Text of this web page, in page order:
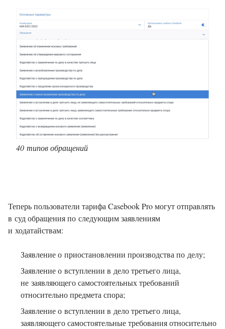
40 типов обращений
Теперь пользователи тарифа Casebook Pro могут отправлять
в суд обращения по следующим заявлениям
и ходатайствам:
Заявление о приостановлении производства по делу;
Заявление о вступлении в дело третьего лица,
не заявляющего самостоятельных требований
относительно предмета спора;
Заявление о вступлении в дело третьего лица,
заявляющего самостоятельные требования относительно